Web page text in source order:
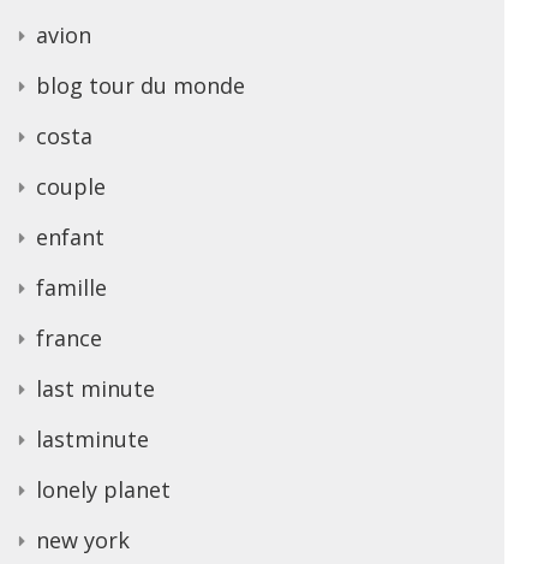
avion
blog tour du monde
costa
couple
enfant
famille
france
last minute
lastminute
lonely planet
new york